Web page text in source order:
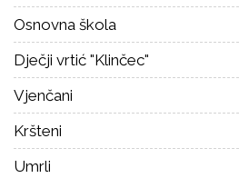
Osnovna škola
Dječji vrtić "Klinčec"
Vjenčani
Kršteni
Umrli